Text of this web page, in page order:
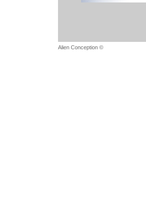
Alien Conception ©